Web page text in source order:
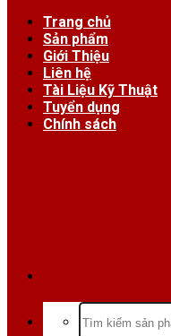
Trang chủ
Sản phẩm
Giới Thiệu
Liên hệ
Tài Liệu Kỹ Thuật
Tuyển dụng
Chính sách
Tìm
kiếm: